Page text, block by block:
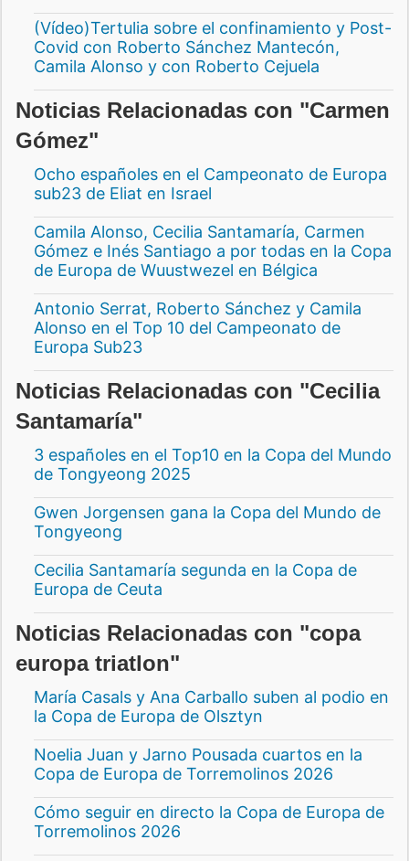
(Vídeo)Tertulia sobre el confinamiento y Post-
Covid con Roberto Sánchez Mantecón,
Camila Alonso y con Roberto Cejuela
Noticias Relacionadas con "Carmen
Gómez"
Ocho españoles en el Campeonato de Europa
sub23 de Eliat en Israel
Camila Alonso, Cecilia Santamaría, Carmen
Gómez e Inés Santiago a por todas en la Copa
de Europa de Wuustwezel en Bélgica
Antonio Serrat, Roberto Sánchez y Camila
Alonso en el Top 10 del Campeonato de
Europa Sub23
Noticias Relacionadas con "Cecilia
Santamaría"
3 españoles en el Top10 en la Copa del Mundo
de Tongyeong 2025
Gwen Jorgensen gana la Copa del Mundo de
Tongyeong
Cecilia Santamaría segunda en la Copa de
Europa de Ceuta
Noticias Relacionadas con "copa
europa triatlon"
María Casals y Ana Carballo suben al podio en
la Copa de Europa de Olsztyn
Noelia Juan y Jarno Pousada cuartos en la
Copa de Europa de Torremolinos 2026
Cómo seguir en directo la Copa de Europa de
Torremolinos 2026